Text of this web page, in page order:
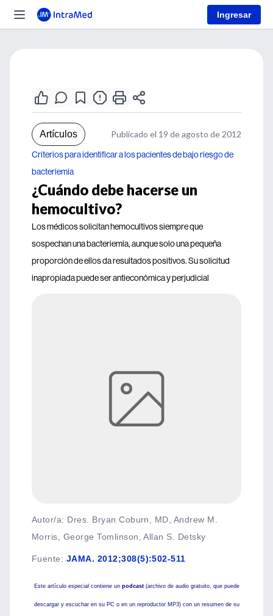
Ingresar
Artículos Publicado el 19 de agosto de 2012
Criterios para identificar a los pacientes de bajo riesgo de
bacteriemia
¿Cuándo debe hacerse un
hemocultivo?
Los médicos solicitan hemocultivos siempre que
sospechan una bacteriemia, aunque solo una pequeña
proporción de ellos da resultados positivos. Su solicitud
inapropiada puede ser antieconómica y perjudicial
Autor/a: Dres. Bryan Coburn, MD, Andrew M.
Morris, George Tomlinson, Allan S. Detsky
Fuente: JAMA. 2012;308(5):502-511
Este artículo especial contiene unpodcast(archivo de audio gratuito, que puede
descargar y escuchar en su PC o en un reproductor MP3) con un resumen de su